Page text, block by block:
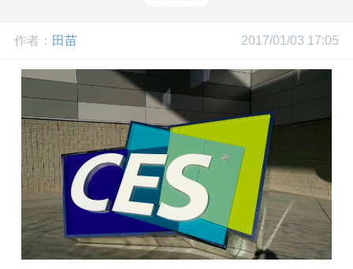
网
开
课
活
作者： 田苗 2017/01/03 17:05